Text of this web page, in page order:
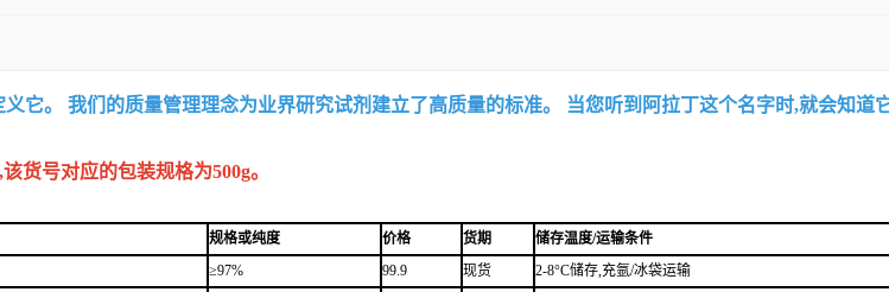
它。 我们的质量管理理念为业界研究试剂建立了高质量的标准。 当您听到阿拉丁这个名字时,就会知道
货号对应的包装规格为500g。
规格或纯度 价格 货期
储存温度/运输条件
≥97% 99.9 现货
2-8°C储存,充氩/冰袋运输